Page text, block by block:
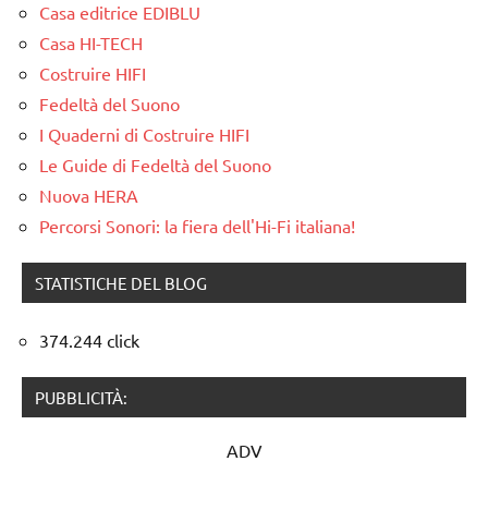
Casa editrice EDIBLU
Casa HI-TECH
Costruire HIFI
Fedeltà del Suono
I Quaderni di Costruire HIFI
Le Guide di Fedeltà del Suono
Nuova HERA
Percorsi Sonori: la fiera dell'Hi-Fi italiana!
STATISTICHE DEL BLOG
374.244 click
PUBBLICITÀ:
ADV